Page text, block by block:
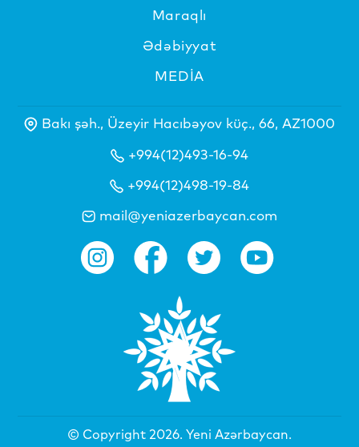
Maraqlı
Ədəbiyyat
MEDİA
Bakı şəh., Üzeyir Hacıbəyov küç., 66, AZ1000
+994(12)493-16-94
+994(12)498-19-84
mail@yeniazerbaycan.com
© Copyright 2026. Yeni Azərbaycan.